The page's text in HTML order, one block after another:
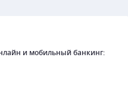
и мобильный банкинг: